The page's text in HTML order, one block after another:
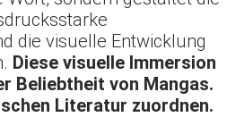
die visuelle Entwicklung
Diese visuelle Immersion
Beliebtheit von Mangas.
Literatur zuordnen.